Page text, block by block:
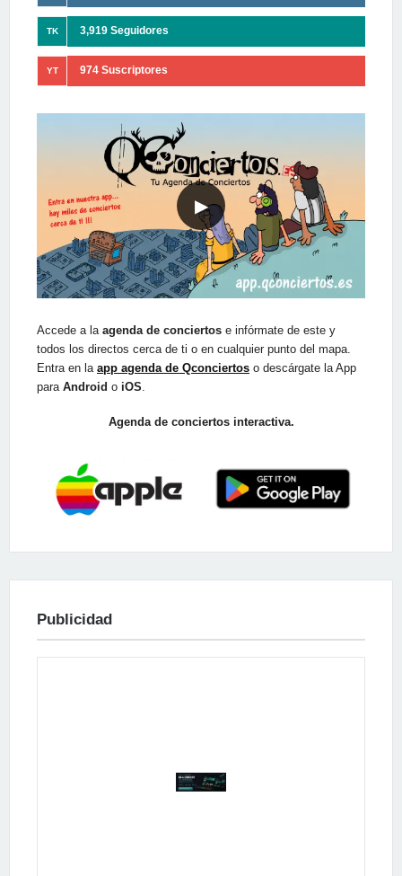
TK 3,919 Seguidores
YT 974 Suscriptores
▶
Accede a la agenda de conciertos e infórmate de este y
todos los directos cerca de ti o en cualquier punto del mapa.
Entra en la app agenda de Qconciertos o descárgate la App
para Android o iOS.
Agenda de conciertos interactiva.
Publicidad
Publicidad